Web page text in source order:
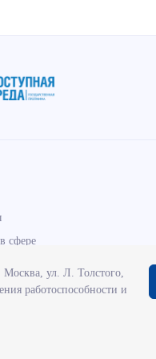
сфере
ул. Л. Толстого,
работоспособности и